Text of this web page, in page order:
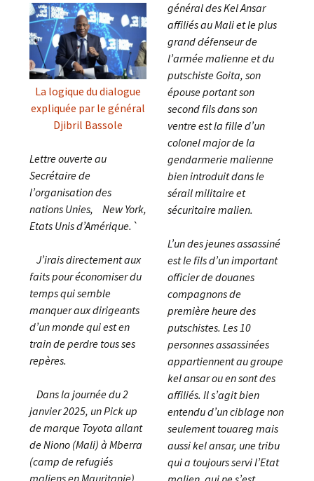
La logique du dialogue
expliquée par le général
Djibril Bassole
Lettre ouverte au
Secrétaire de
l’organisation des
nations Unies, New York,
Etats Unis d’Amérique.`
J’irais directement aux
faits pour économiser du
temps qui semble
manquer aux dirigeants
d’un monde qui est en
train de perdre tous ses
repères.
Dans la journée du 2
janvier 2025, un Pick up
de marque Toyota allant
de Niono (Mali) à Mberra
(camp de refugiés
maliens en Mauritanie)
général des Kel Ansar
affiliés au Mali et le plus
grand défenseur de
l’armée malienne et du
putschiste Goita, son
épouse portant son
second fils dans son
ventre est la fille d’un
colonel major de la
gendarmerie malienne
bien introduit dans le
sérail militaire et
sécuritaire malien.
L’un des jeunes assassiné
est le fils d’un important
officier de douanes
compagnons de
première heure des
putschistes. Les 10
personnes assassinées
appartiennent au groupe
kel ansar ou en sont des
affiliés. Il s’agit bien
entendu d’un ciblage non
seulement touareg mais
aussi kel ansar, une tribu
qui a toujours servi l’Etat